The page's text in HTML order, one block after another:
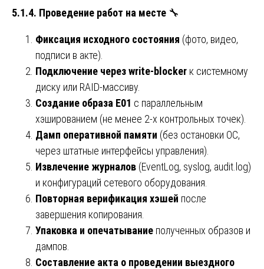
5.1.4. Проведение работ на месте 🔧
Фиксация исходного состояния (фото, видео,
подписи в акте).
Подключение через write-blocker к системному
диску или RAID-массиву.
Создание образа E01 с параллельным
хэшированием (не менее 2-х контрольных точек).
Дамп оперативной памяти (без остановки ОС,
через штатные интерфейсы управления).
Извлечение журналов (EventLog, syslog, audit.log)
и конфигураций сетевого оборудования.
Повторная верификация хэшей после
завершения копирования.
Упаковка и опечатывание полученных образов и
дампов.
Составление акта о проведении выездного